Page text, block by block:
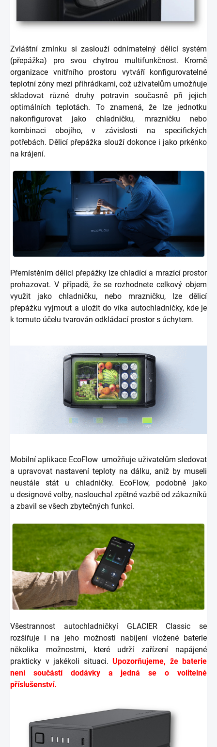
Zvláštní zmínku si zaslouží odnímatelný dělicí systém
(přepážka) pro svou chytrou multifunkčnost. Kromě
organizace vnitřního prostoru vytváří konfigurovatelné
teplotní zóny mezi přihrádkami, což uživatelům umožňuje
skladovat různé druhy potravin současně při jejich
optimálních teplotách. To znamená, že lze jednotku
nakonfigurovat jako chladničku, mrazničku nebo
kombinaci obojího, v závislosti na specifických
potřebách. Dělicí přepážka slouží dokonce i jako prkénko
na krájení.
Přemístěním dělicí přepážky lze chladící a mrazící prostor
prohazovat. V případě, že se rozhodnete celkový objem
využit jako chladničku, nebo mrazničku, lze dělicí
přepážku vyjmout a uložit do víka autochladničky, kde je
k tomuto účelu tvarován odkládací prostor s úchytem.
Mobilní aplikace EcoFlow umožňuje uživatelům sledovat
a upravovat nastavení teploty na dálku, aniž by museli
neustále stát u chladničky. EcoFlow, podobně jako
u designové volby, naslouchal zpětné vazbě od zákazníků
a zbavil se všech zbytečných funkcí.
Všestrannost autochladničkyí GLACIER Classic se
rozšiřuje i na jeho možnosti nabíjení vložené baterie
několika možnostmi, které udrží zařízení napájené
prakticky v jakékoli situaci. Upozorňujeme, že baterie
není součástí dodávky a jedná se o volitelné
příslušenství.